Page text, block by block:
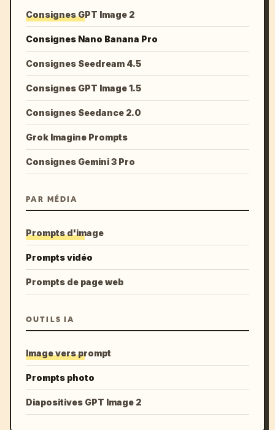
Consignes GPT Image 2
Consignes Nano Banana Pro
Consignes Seedream 4.5
Consignes GPT Image 1.5
Consignes Seedance 2.0
Grok Imagine Prompts
Consignes Gemini 3 Pro
PAR MÉDIA
Prompts d'image
Prompts vidéo
Prompts de page web
OUTILS IA
Image vers prompt
Prompts photo
Diapositives GPT Image 2